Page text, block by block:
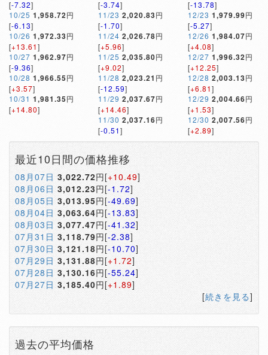
[-7.32]
10/25 1,958.72円
[-6.13]
10/26 1,972.33円
[+13.61]
10/27 1,962.97円
[-9.36]
10/28 1,966.55円
[+3.57]
10/31 1,981.35円
[+14.80]
[-3.74]
11/23 2,020.83円
[-1.70]
11/24 2,026.78円
[+5.96]
11/25 2,035.80円
[+9.02]
11/28 2,023.21 円
[-12.59]
11/29 2,037.67円
[+14.46]
11/30 2,037.16円
[-0.51]
[-13.78]
12/23 1,979.99円
[-5.27]
12/26 1,984.07円
[+4.08]
12/27 1,996.32円
[+12.25]
12/28 2,003.13円
[+6.81]
12/29 2,004.66円
[+1.53]
12/30 2,007.56円
[+2.89]
最近10日間の価格推移
08月07日 3,022.72円[+10.49]
08月06日 3,012.23円[-1.72]
08月05日 3,013.95円[-49.69]
08月04日 3,063.64円[-13.83]
08月03日 3,077.47円[-41.32]
07月31日 3,118.79円[-2.38]
07月30日 3,121.18円[-10.70]
07月29日 3,131.88円[+1.72]
07月28日 3,130.16円[-55.24]
07月27日 3,185.40円[+1.89]
[続きを見る]
過去の平均価格